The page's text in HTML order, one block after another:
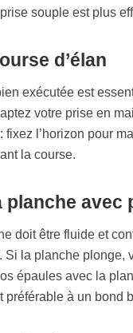
souple est plus
d’élan
exécutée est
votre prise en
fixez l’horizon pour
la course.
planche avec
doit être fluide et
Si la planche plonge,
épaules avec la
préférable à un bond